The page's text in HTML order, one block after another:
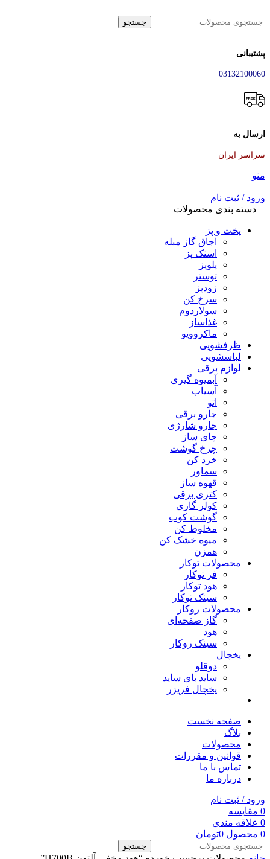
جستجو
پشتیبانی
03132100060
ارسال به
سراسر ایران
منو
ورود / ثبت نام
دسته بندی محصولات
پخت و پز
اجاق گاز مبله
اسنک پز
پلوپز
توستر
زودپز
سرخ کن
سولاردوم
غذاساز
ماکروویو
ظرفشویی
لباسشویی
لوازم برقی
آبمیوه گیری
آسیاب
اتو
جارو برقی
جارو شارژی
چای ساز
چرخ گوشت
خرد کن
سماور
قهوه ساز
کتری برقی
کولر گازی
گوشت کوب
مخلوط کن
میوه خشک کن
همزن
محصولات توکار
فر توکار
هود توکار
سینک توکار
محصولات روکار
گاز صفحه‌ای
هود
سینک روکار
یخچال
دوقلو
ساید بای ساید
یخچال فریزر
صفحه نخست
بلاگ
محصولات
قوانین و مقررات
تماس با ما
درباره ما
ورود / ثبت نام
0 مقایسه
0 علاقه مندی
0 محصول 0تومان
جستجو